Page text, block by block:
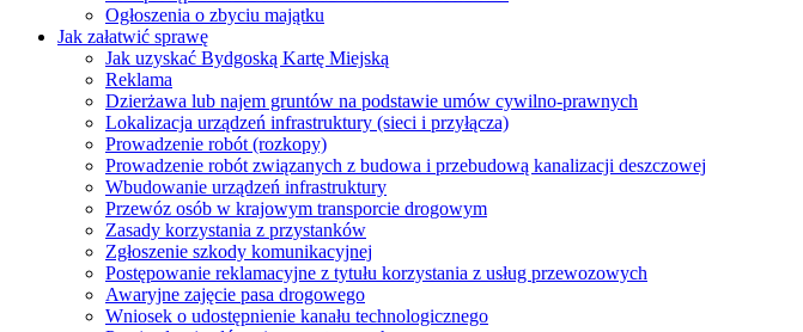
Ogłoszenia o zbyciu majątku
Jak załatwić sprawę
Jak uzyskać Bydgoską Kartę Miejską
Reklama
Dzierżawa lub najem gruntów na podstawie umów cywilno-prawnych
Lokalizacja urządzeń infrastruktury (sieci i przyłącza)
Prowadzenie robót (rozkopy)
Prowadzenie robót związanych z budowa i przebudową kanalizacji deszczowej
Wbudowanie urządzeń infrastruktury
Przewóz osób w krajowym transporcie drogowym
Zasady korzystania z przystanków
Zgłoszenie szkody komunikacyjnej
Postępowanie reklamacyjne z tytułu korzystania z usług przewozowych
Awaryjne zajęcie pasa drogowego
Wniosek o udostępnienie kanału technologicznego